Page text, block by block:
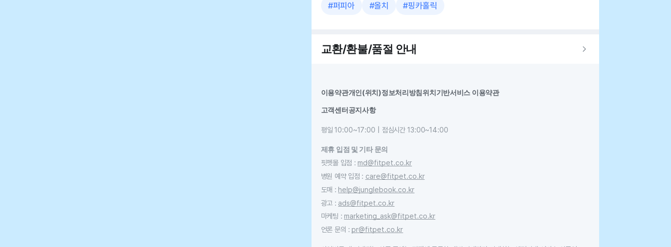
#퍼피아 #올치 #핑카홀릭
교환/환불/품절 안내
이용약관개인(위치)정보처리방침위치기반서비스 이용약관
고객센터공지사항
평일 10:00~17:00 | 점심시간 13:00~14:00
제휴 입점 및 기타 문의
핏펫몰 입점 : md@fitpet.co.kr
병원 예약 입점 : care@fitpet.co.kr
도매 : help@junglebook.co.kr
광고 : ads@fitpet.co.kr
마케팅 : marketing_ask@fitpet.co.kr
언론 문의 : pr@fitpet.co.kr